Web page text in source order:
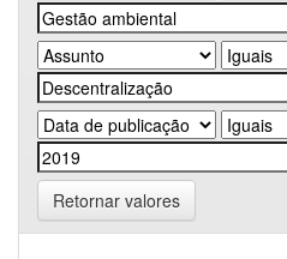
Retornar valores